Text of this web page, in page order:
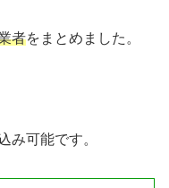
者をまとめました。
み可能です。